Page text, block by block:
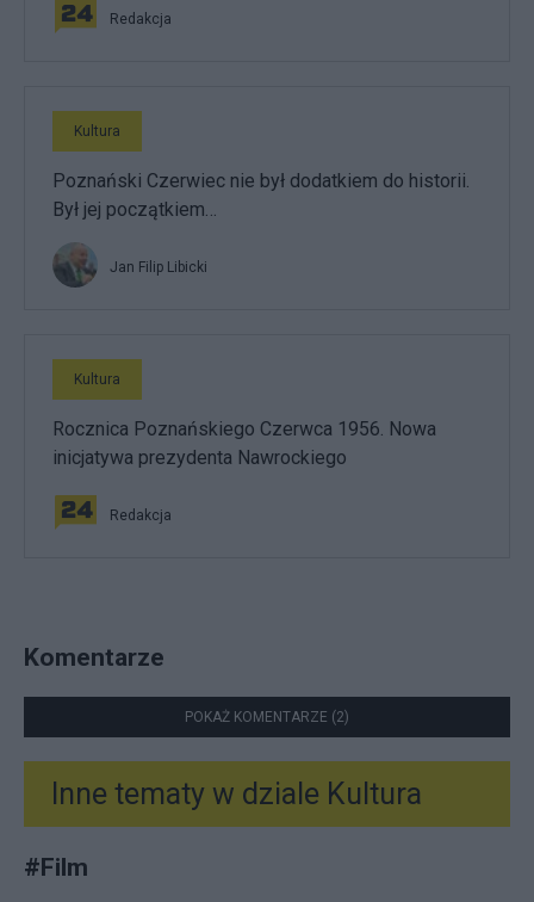
Redakcja
Kultura
Poznański Czerwiec nie był dodatkiem do historii.
Był jej początkiem…
Jan Filip Libicki
Kultura
Rocznica Poznańskiego Czerwca 1956. Nowa
inicjatywa prezydenta Nawrockiego
Redakcja
Komentarze
POKAŻ KOMENTARZE (2)
Inne tematy w dziale Kultura
#Film